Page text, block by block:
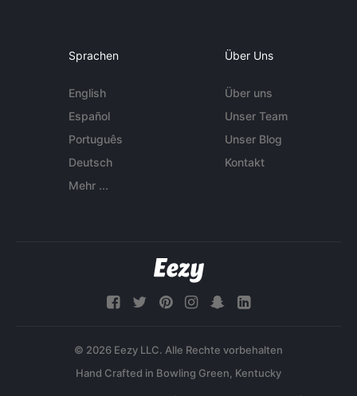
Sprachen
English
Español
Português
Deutsch
Mehr ...
Über Uns
Über uns
Unser Team
Unser Blog
Kontakt
© 2026 Eezy LLC. Alle Rechte vorbehalten